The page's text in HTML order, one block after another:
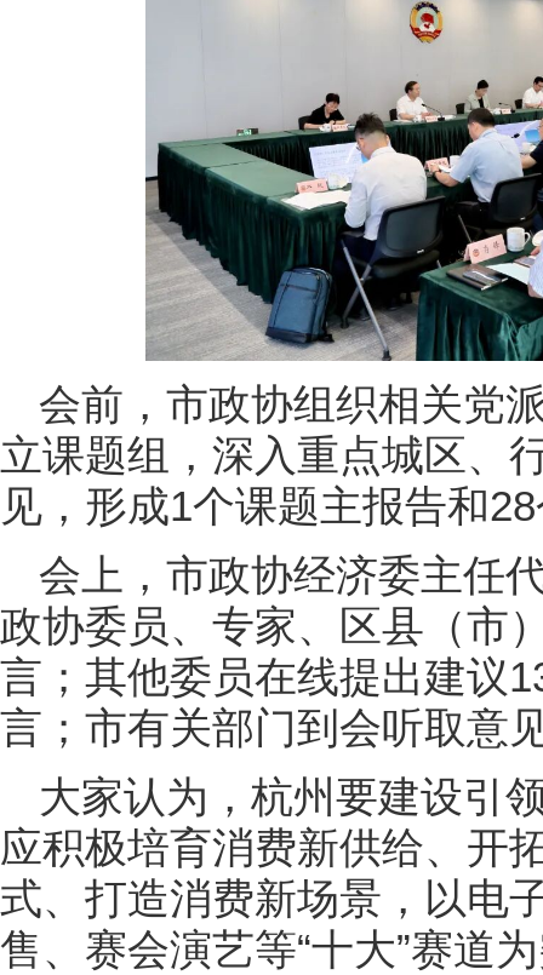
会前，市政协组织相关党
立课题组，深入重点城区、
见，形成1个课题主报告和
会上，市政协经济委主任
政协委员、专家、区县（市
言；其他委员在线提出建议
言；市有关部门到会听取意
大家认为，杭州要建设引
应积极培育消费新供给、开
式、打造消费新场景，以电
售、赛会演艺等“十大”赛道